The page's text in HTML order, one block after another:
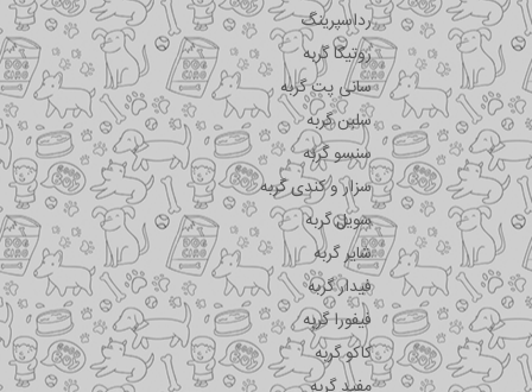
رداسپرینگ
روتیکا گربه
سانی پت گربه
سلبن گربه
سنسو گربه
سزار و کندی گربه
سویل گربه
شایر گربه
فیدار گربه
فیفورا گربه
کاکو گربه